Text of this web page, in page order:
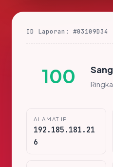
ID Laporan: #03109D34
100
ALAMAT IP
192.185.181.21
6